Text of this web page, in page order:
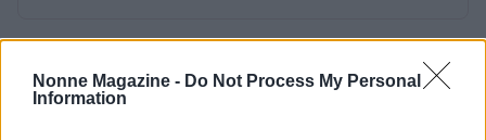
Nonne Magazine - Do Not Process My Personal
Information